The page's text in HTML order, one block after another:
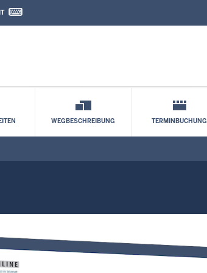
Kontaktformular
WEGBESCHREIBUNG TERMINBUCHUNG